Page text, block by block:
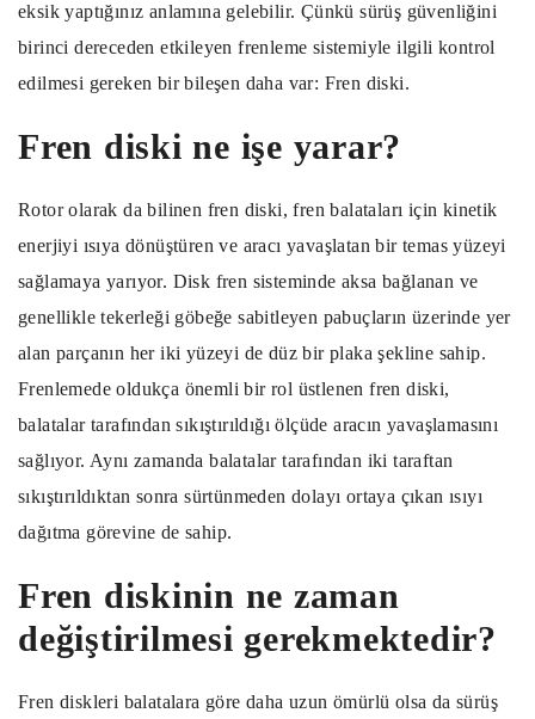
eksik yaptığınız anlamına gelebilir. Çünkü sürüş güvenliğini
birinci dereceden etkileyen frenleme sistemiyle ilgili kontrol
edilmesi gereken bir bileşen daha var: Fren diski.
Fren diski ne işe yarar?
Rotor olarak da bilinen fren diski, fren balataları için kinetik
enerjiyi ısıya dönüştüren ve aracı yavaşlatan bir temas yüzeyi
sağlamaya yarıyor. Disk fren sisteminde aksa bağlanan ve
genellikle tekerleği göbeğe sabitleyen pabuçların üzerinde yer
alan parçanın her iki yüzeyi de düz bir plaka şekline sahip.
Frenlemede oldukça önemli bir rol üstlenen fren diski,
balatalar tarafından sıkıştırıldığı ölçüde aracın yavaşlamasını
sağlıyor. Aynı zamanda balatalar tarafından iki taraftan
sıkıştırıldıktan sonra sürtünmeden dolayı ortaya çıkan ısıyı
dağıtma görevine de sahip.
Fren diskinin ne zaman
değiştirilmesi gerekmektedir?
Fren diskleri balatalara göre daha uzun ömürlü olsa da sürüş